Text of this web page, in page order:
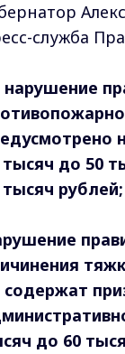
служба
нарушение
тысяч до 50
тысяч
содержат
до 60